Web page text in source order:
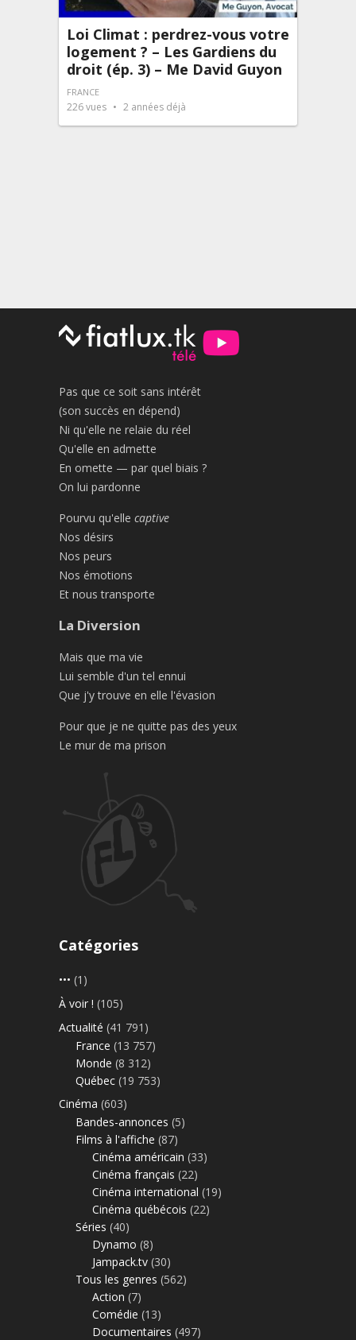
Loi Climat : perdrez-vous votre
logement ? – Les Gardiens du
droit (ép. 3) – Me David Guyon
FRANCE
226vues 2 années déjà
Pas que ce soit sans intérêt
(son succès en dépend)
Ni qu'elle ne relaie du réel
Qu'elle en admette
En omette — par quel biais ?
On lui pardonne
Pourvu qu'elle captive
Nos désirs
Nos peurs
Nos émotions
Et nous transporte
La Diversion
Mais que ma vie
Lui semble d'un tel ennui
Que j'y trouve en elle l'évasion
Pour que je ne quitte pas des yeux
Le mur de ma prison
Catégories
••• (1)
À voir ! (105)
Actualité (41 791)
France (13 757)
Monde (8 312)
Québec (19 753)
Cinéma (603)
Bandes-annonces (5)
Films à l'affiche (87)
Cinéma américain (33)
Cinéma français (22)
Cinéma international (19)
Cinéma québécois (22)
Séries (40)
Dynamo (8)
Jampack.tv (30)
Tous les genres (562)
Action (7)
Comédie (13)
Documentaires (497)